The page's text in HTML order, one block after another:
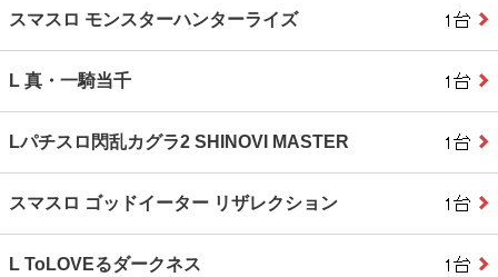
スマスロ モンスターハンターライズ
L 真・一騎当千
Lパチスロ閃乱カグラ2 SHINOVI MASTER
スマスロ ゴッドイーター リザレクション
L ToLOVEるダークネス